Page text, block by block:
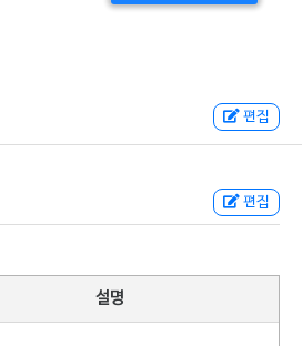
편집
편집
설명